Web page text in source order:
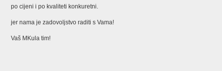
po cijeni i po kvaliteti konkuretni.
jer nama je zadovoljstvo raditi s Vama!
Vaš MKula tim!